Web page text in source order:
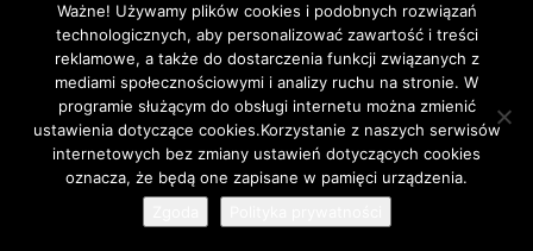
31. Niezidentyfikowany dom pod Olkuszem. Fot. Z archiwum
Muzeum Regionalnego PTTK w Olkuszu.
Ważne! Używamy plików cookies i podobnych rozwiązań
technologicznych, aby personalizować zawartość i treści
reklamowe, a także do dostarczenia funkcji związanych z
mediami społecznościowymi i analizy ruchu na stronie. W
programie służącym do obsługi internetu można zmienić
ustawienia dotyczące cookies.Korzystanie z naszych serwisów
internetowych bez zmiany ustawień dotyczących cookies
oznacza, że będą one zapisane w pamięci urządzenia.